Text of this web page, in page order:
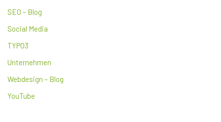
SEO – Blog
Social Media
TYPO3
Unternehmen
Webdesign – Blog
YouTube